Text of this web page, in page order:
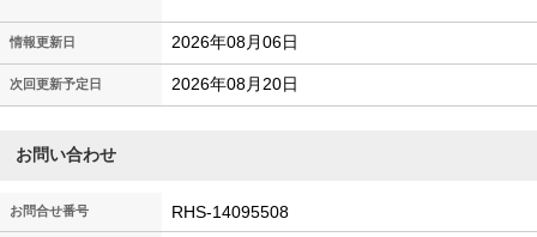
情報更新日 2026年08月06日
次回更新予定日 2026年08月20日
お問い合わせ
お問合せ番号 RHS-14095508